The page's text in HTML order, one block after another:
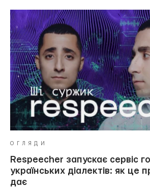
ОГЛЯДИ
Respeecher запускає сервіс
українських діалектів: як це
дає